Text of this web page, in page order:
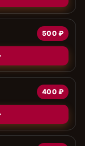
500 ₽
400 ₽